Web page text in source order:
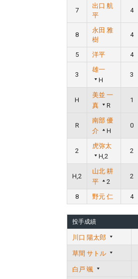
7
出口 航
平
4
8
永田 雅
樹
4
5 洋平 4
3
雄一
H
3
H
美並 一
真
R
1
R
南部 優
介
H
0
2
虎弥太
H,2
2
H,2
山北 耕
平
2
2
8 野元 仁 4
投手成績
川口 陽太郎
草間 サトル
白戸 颯